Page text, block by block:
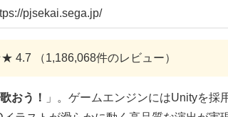
pjsekai.sega.jp/
（1,186,068件のレビュー）
おう！
」。ゲームエンジンにはUnityを